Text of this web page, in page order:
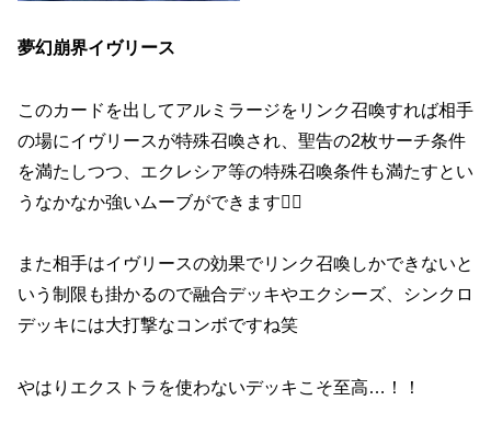
夢幻崩界イヴリース
このカードを出してアルミラージをリンク召喚すれば相手
の場にイヴリースが特殊召喚され、聖告の2枚サーチ条件
を満たしつつ、エクレシア等の特殊召喚条件も満たすとい
うなかなか強いムーブができます🙆‍♂️
また相手はイヴリースの効果でリンク召喚しかできないと
いう制限も掛かるので融合デッキやエクシーズ、シンクロ
デッキには大打撃なコンボですね笑
やはりエクストラを使わないデッキこそ至高…！！